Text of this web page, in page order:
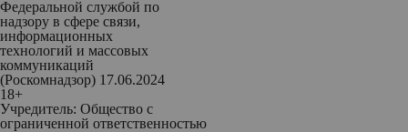
Федеральной службой по
надзору в сфере связи,
информационных
технологий и массовых
коммуникаций
(Роскомнадзор) 17.06.2024
18+
Учредитель: Общество с
ограниченной ответственностью